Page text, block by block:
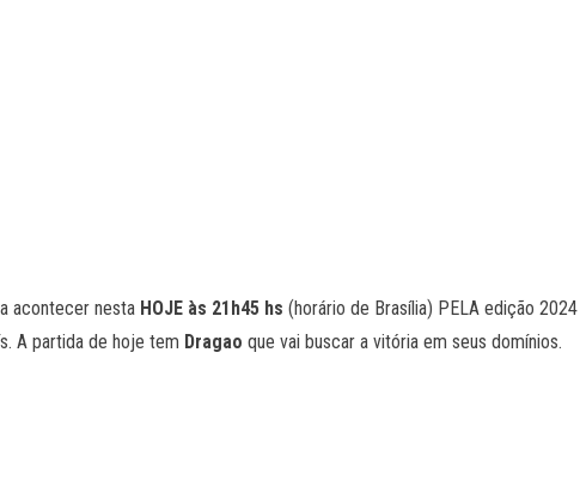
acontecer nesta HOJE às 21h45 hs (horário de Brasília) PELA edição
A partida de hoje tem Dragao que vai buscar a vitória em seus domínios.